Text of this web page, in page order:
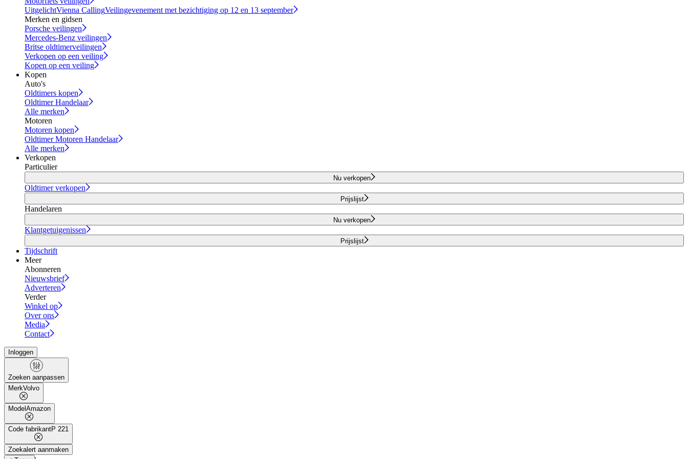
UitgelichtVienna CallingVeilingevenement met bezichtiging op 12 en 13 september
Merken en gidsen
Porsche veilingen
Mercedes-Benz veilingen
Britse oldtimerveilingen
Verkopen op een veiling
Kopen op een veiling
Kopen
Auto's
Oldtimers kopen
Oldtimer Handelaar
Alle merken
Motoren
Motoren kopen
Oldtimer Motoren Handelaar
Alle merken
Verkopen
Particulier
Nu verkopen
Oldtimer verkopen
Prijslijst
Handelaren
Nu verkopen
Klantgetuigenissen
Prijslijst
Tijdschrift
Meer
Abonneren
Nieuwsbrief
Adverteren
Verder
Winkel op
Over ons
Media
Contact
Inloggen
Zoeken aanpassen
MerkVolvo
ModelAmazon
Code fabrikantP 221
Zoekalert aanmaken